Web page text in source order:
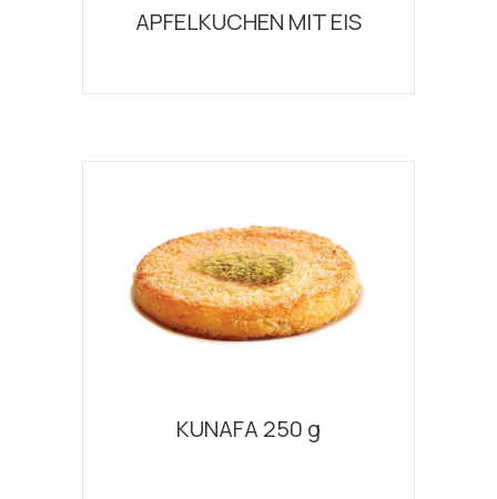
APFELKUCHEN MIT EIS
KUNAFA 250 g